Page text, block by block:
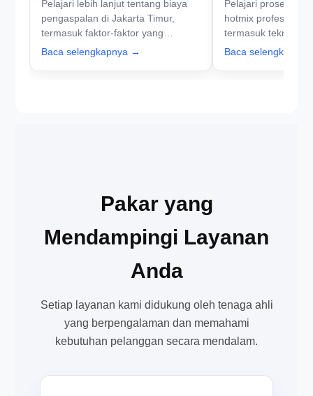
Mempengaruhi
Pelajari lebih lanjut tentang biaya
pengaspalan di Jakarta Timur,
termasuk faktor-faktor yang
memengaruhi harga dan
Baca selengkapnya →
Raya Jatinegara
Pelajari proses
hotmix profesional
termasuk teknik,
manfaatnya untuk
Baca
Pakar yang
Mendampingi Layanan
Anda
Setiap layanan kami didukung oleh tenaga ahli
yang berpengalaman dan memahami
kebutuhan pelanggan secara mendalam.